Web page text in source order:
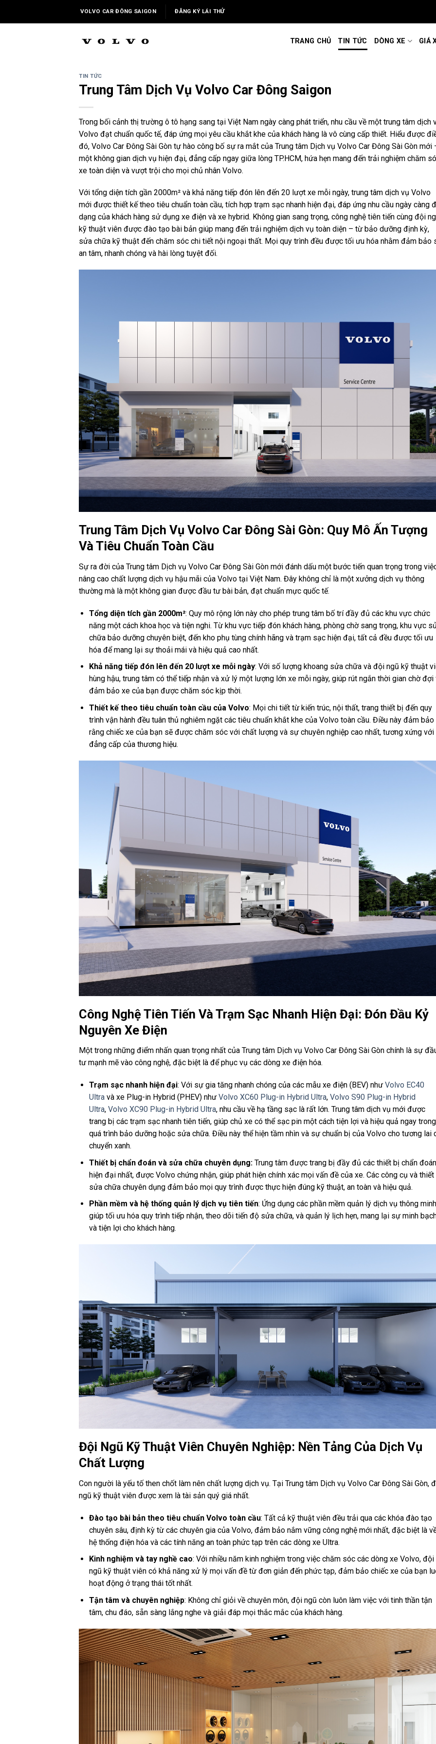
VOLVO CAR ĐÔNG SAIGON ĐĂNG KÝ LÁI THỬ
TRANG CHỦ TIN TỨC DÒNG XE GIÁ
TIN TỨC
Trung Tâm Dịch Vụ Volvo Car Đông Saigon
Trong bối cảnh thị trường ô tô hạng sang tại Việt Nam ngày càng phát triển, nhu cầu về một trung tâm dịch
Volvo đạt chuẩn quốc tế, đáp ứng mọi yêu cầu khắt khe của khách hàng là vô cùng cấp thiết. Hiểu được
đó, Volvo Car Đông Sài Gòn tự hào công bố sự ra mắt của Trung tâm Dịch vụ Volvo Car Đông Sài Gòn mới
một không gian dịch vụ hiện đại, đẳng cấp ngay giữa lòng TP.HCM, hứa hẹn mang đến trải nghiệm chăm
xe toàn diện và vượt trội cho mọi chủ nhân Volvo.
Với tổng diện tích gần 2000m² và khả năng tiếp đón lên đến 20 lượt xe mỗi ngày, trung tâm dịch vụ Volvo
mới được thiết kế theo tiêu chuẩn toàn cầu, tích hợp trạm sạc nhanh hiện đại, đáp ứng nhu cầu ngày càng
dạng của khách hàng sử dụng xe điện và xe hybrid. Không gian sang trọng, công nghệ tiên tiến cùng đội
kỹ thuật viên được đào tạo bài bản giúp mang đến trải nghiệm dịch vụ toàn diện – từ bảo dưỡng định kỳ,
sửa chữa kỹ thuật đến chăm sóc chi tiết nội ngoại thất. Mọi quy trình đều được tối ưu hóa nhằm đảm bảo
an tâm, nhanh chóng và hài lòng tuyệt đối.
Trung Tâm Dịch Vụ Volvo Car Đông Sài Gòn: Quy Mô Ấn Tượng
Và Tiêu Chuẩn Toàn Cầu
Sự ra đời của Trung tâm Dịch vụ Volvo Car Đông Sài Gòn mới đánh dấu một bước tiến quan trọng trong
nâng cao chất lượng dịch vụ hậu mãi của Volvo tại Việt Nam. Đây không chỉ là một xưởng dịch vụ thông
thường mà là một không gian được đầu tư bài bản, đạt chuẩn mực quốc tế.
Tổng diện tích gần 2000m²: Quy mô rộng lớn này cho phép trung tâm bố trí đầy đủ các khu vực chức
năng một cách khoa học và tiện nghi. Từ khu vực tiếp đón khách hàng, phòng chờ sang trọng, khu vực
chữa bảo dưỡng chuyên biệt, đến kho phụ tùng chính hãng và trạm sạc hiện đại, tất cả đều được tối ưu
hóa để mang lại sự thoải mái và hiệu quả cao nhất.
Khả năng tiếp đón lên đến 20 lượt xe mỗi ngày: Với số lượng khoang sửa chữa và đội ngũ kỹ thuật
hùng hậu, trung tâm có thể tiếp nhận và xử lý một lượng lớn xe mỗi ngày, giúp rút ngắn thời gian chờ đợi
đảm bảo xe của bạn được chăm sóc kịp thời.
Thiết kế theo tiêu chuẩn toàn cầu của Volvo: Mọi chi tiết từ kiến trúc, nội thất, trang thiết bị đến quy
trình vận hành đều tuân thủ nghiêm ngặt các tiêu chuẩn khắt khe của Volvo toàn cầu. Điều này đảm bảo
rằng chiếc xe của bạn sẽ được chăm sóc với chất lượng và sự chuyên nghiệp cao nhất, tương xứng với
đẳng cấp của thương hiệu.
Công Nghệ Tiên Tiến Và Trạm Sạc Nhanh Hiện Đại: Đón Đầu Kỷ
Nguyên Xe Điện
Một trong những điểm nhấn quan trọng nhất của Trung tâm Dịch vụ Volvo Car Đông Sài Gòn chính là sự
tư mạnh mẽ vào công nghệ, đặc biệt là để phục vụ các dòng xe điện hóa.
Trạm sạc nhanh hiện đại: Với sự gia tăng nhanh chóng của các mẫu xe điện (BEV) như Volvo EC40
Ultravà xe Plug-in Hybrid (PHEV) như Volvo XC60 Plug-in Hybrid Ultra, Volvo S90 Plug-in Hybrid
Ultra, Volvo XC90 Plug-in Hybrid Ultra, nhu cầu về hạ tầng sạc là rất lớn. Trung tâm dịch vụ mới được
trang bị các trạm sạc nhanh tiên tiến, giúp chủ xe có thể sạc pin một cách tiện lợi và hiệu quả ngay trong
quá trình bảo dưỡng hoặc sửa chữa. Điều này thể hiện tầm nhìn và sự chuẩn bị của Volvo cho tương lai
chuyển xanh.
Thiết bị chẩn đoán và sửa chữa chuyên dụng:Trung tâm được trang bị đầy đủ các thiết bị chẩn đoán
hiện đại nhất, được Volvo chứng nhận, giúp phát hiện chính xác mọi vấn đề của xe. Các công cụ và thiết
sửa chữa chuyên dụng đảm bảo mọi quy trình được thực hiện đúng kỹ thuật, an toàn và hiệu quả.
Phần mềm và hệ thống quản lý dịch vụ tiên tiến: Ứng dụng các phần mềm quản lý dịch vụ thông minh
giúp tối ưu hóa quy trình tiếp nhận, theo dõi tiến độ sửa chữa, và quản lý lịch hẹn, mang lại sự minh
và tiện lợi cho khách hàng.
Đội Ngũ Kỹ Thuật Viên Chuyên Nghiệp: Nền Tảng Của Dịch Vụ
Chất Lượng
Con người là yếu tố then chốt làm nên chất lượng dịch vụ. Tại Trung tâm Dịch vụ Volvo Car Đông Sài Gòn,
ngũ kỹ thuật viên được xem là tài sản quý giá nhất.
Đào tạo bài bản theo tiêu chuẩn Volvo toàn cầu: Tất cả kỹ thuật viên đều trải qua các khóa đào tạo
chuyên sâu, định kỳ từ các chuyên gia của Volvo, đảm bảo nắm vững công nghệ mới nhất, đặc biệt là
hệ thống điện hóa và các tính năng an toàn phức tạp trên các dòng xe Ultra.
Kinh nghiệm và tay nghề cao: Với nhiều năm kinh nghiệm trong việc chăm sóc các dòng xe Volvo, đội
ngũ kỹ thuật viên có khả năng xử lý mọi vấn đề từ đơn giản đến phức tạp, đảm bảo chiếc xe của bạn
hoạt động ở trạng thái tốt nhất.
Tận tâm và chuyên nghiệp: Không chỉ giỏi về chuyên môn, đội ngũ còn luôn làm việc với tinh thần tận
tâm, chu đáo, sẵn sàng lắng nghe và giải đáp mọi thắc mắc của khách hàng.